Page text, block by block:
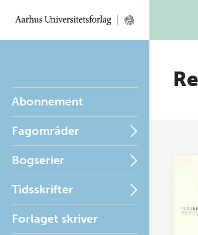
Abonnement
Fagområder
Bogserier
Tidsskrifter
Forlaget skriver